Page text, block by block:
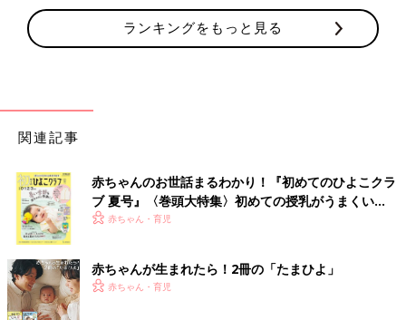
というハート型の帽子ホルダー。バッグにつけるとアクセントに
なるだけでなく、中に磁石が入っていて帽子やハンカチなどを挟
むこともできるのだとか。1個110円とコスパもよく、まとめて
かわいくて使い勝手も抜群◎「カラビナ付きリップ
ケース」
ランキングをもっと見る
関連記事
赤ちゃんのお世話まるわかり！『初めてのひよこクラ
ブ 夏号』〈巻頭大特集〉初めての授乳がうまくい
く！ おっぱい・ミルクの基本と夏のトラブル 解決テ
赤ちゃん・育児
赤ちゃんが生まれたら！2冊の「たまひよ」
赤ちゃん・育児